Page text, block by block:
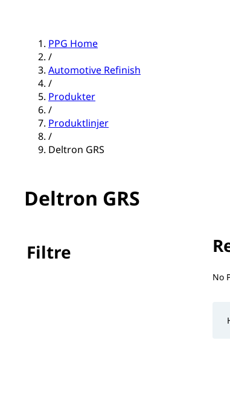
PPG Home
/
Automotive Refinish
/
Produkter
/
Produktlinjer
/
Deltron GRS
Deltron GRS
Filtre
No
No